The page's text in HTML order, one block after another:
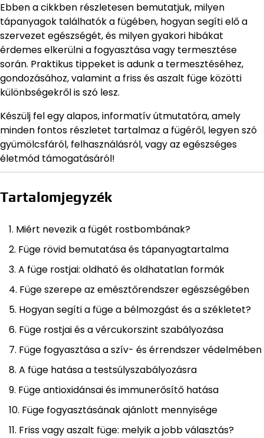
Ebben a cikkben részletesen bemutatjuk, milyen
tápanyagok találhatók a fügében, hogyan segíti elő a
szervezet egészségét, és milyen gyakori hibákat
érdemes elkerülni a fogyasztása vagy termesztése
során. Praktikus tippeket is adunk a termesztéséhez,
gondozásához, valamint a friss és aszalt füge közötti
különbségekről is szó lesz.
Készülj fel egy alapos, informatív útmutatóra, amely
minden fontos részletet tartalmaz a fügéről, legyen szó
gyümölcsfáról, felhasználásról, vagy az egészséges
életmód támogatásáról!
Tartalomjegyzék
Miért nevezik a fügét rostbombának?
Füge rövid bemutatása és tápanyagtartalma
A füge rostjai: oldható és oldhatatlan formák
Füge szerepe az emésztőrendszer egészségében
Hogyan segíti a füge a bélmozgást és a székletet?
Füge rostjai és a vércukorszint szabályozása
Füge fogyasztása a szív- és érrendszer védelmében
A füge hatása a testsúlyszabályozásra
Füge antioxidánsai és immunerősítő hatása
Füge fogyasztásának ajánlott mennyisége
Friss vagy aszalt füge: melyik a jobb választás?